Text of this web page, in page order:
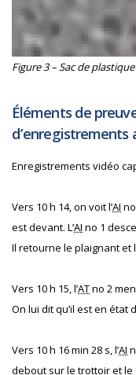
Figure 3 – Sac de
Éléments de
d’enregistrements
Enregistrements vidéo
Vers 10 h 14, on voit l’AI
est devant. L’AI no 1
Il retourne le plaignant et
Vers 10 h 15, l’ATno 2
On lui dit qu’il est en état
Vers 10 h 16 min 28 s, l’AI
debout sur le trottoir et